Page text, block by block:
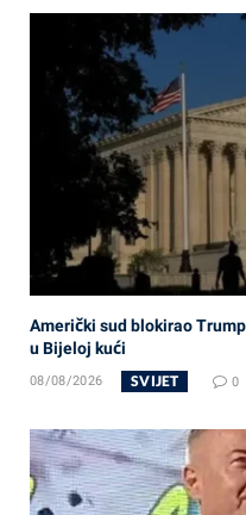
Američki sud blokirao
u Bijeloj kući
08/08/2026 SVIJET 0